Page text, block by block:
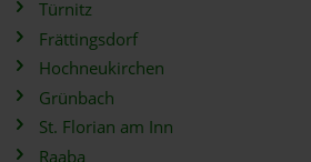
Türnitz
Frättingsdorf
Hochneukirchen
Grünbach
St. Florian am Inn
Raaba